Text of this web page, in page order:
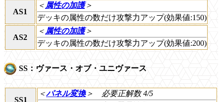
AS1
＜ 属性の加護＞
デッキの属性の数だけ攻撃力アップ(効果値:150)
AS2
＜ 属性の加護＞
デッキの属性の数だけ攻撃力アップ(効果値:200)
SS：ヴァース・オブ・ユニヴァース
SS1
＜パネル変換＞
必要正解数 4/5